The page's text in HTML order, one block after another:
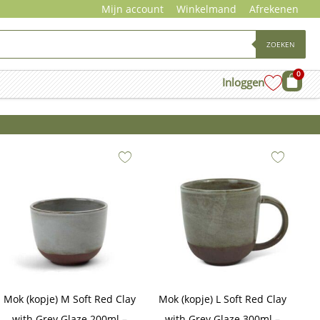
Mijn account Winkelmand Afrekenen
ZOEKEN
Inloggen
0
Mok (kopje) M Soft Red Clay
Mok (kopje) L Soft Red Clay